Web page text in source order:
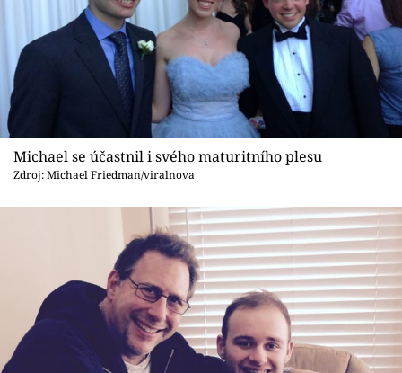
Michael se účastnil i svého maturitního plesu
Zdroj: Michael Friedman/viralnova